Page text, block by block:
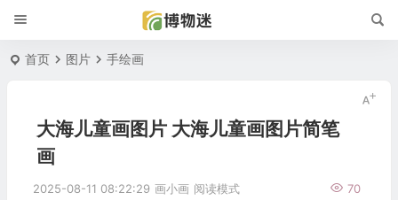
首页 图片 手绘画
大海儿童画图片 大海儿童画图片简笔
画
2025-08-11 08:22:29 画小画 70
阅读模式